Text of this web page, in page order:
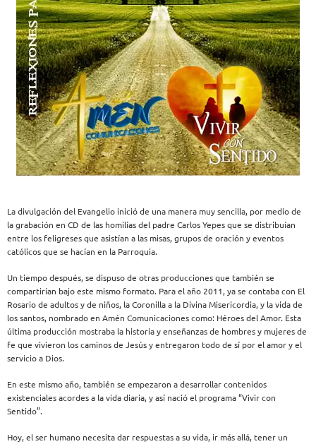
La divulgación del Evangelio inició de una manera muy sencilla, por medio de
la grabación en CD de las homilías del padre Carlos Yepes que se distribuían
entre los feligreses que asistían a las misas, grupos de oración y eventos
católicos que se hacían en la Parroquia.
Un tiempo después, se dispuso de otras producciones que también se
compartirían bajo este mismo formato. Para el año 2011, ya se contaba con El
Rosario de adultos y de niños, la Coronilla a la Divina Misericordia, y la vida de
los santos, nombrado en Amén Comunicaciones como: Héroes del Amor. Esta
última producción mostraba la historia y enseñanzas de hombres y mujeres de
fe que vivieron los caminos de Jesús y entregaron todo de sí por el amor y el
servicio a Dios.
En este mismo año, también se empezaron a desarrollar contenidos
existenciales acordes a la vida diaria, y así nació el programa “Vivir con
Sentido”.
Hoy, el ser humano necesita dar respuestas a su vida, ir más allá, tener un